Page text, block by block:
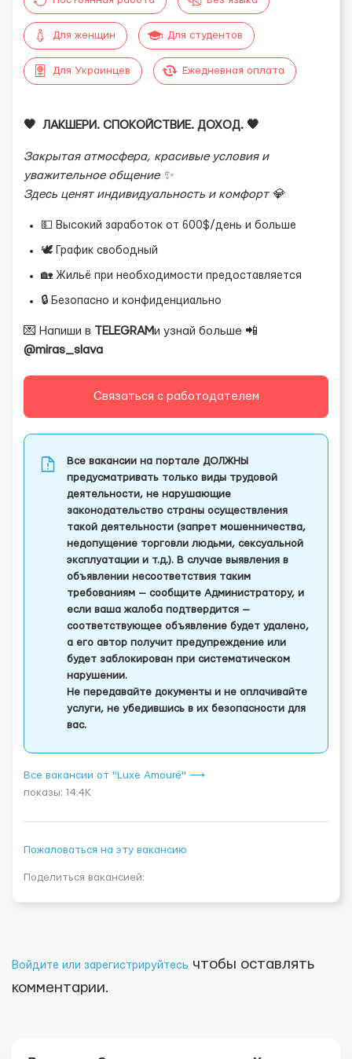
Для женщин Для студентов
Для Украинцев Ежедневная оплата
🖤 ЛАКШЕРИ. СПОКОЙСТВИЕ. ДОХОД. 🖤
Закрытая атмосфера, красивые условия и
уважительное общение ✨
Здесь ценят индивидуальность и комфорт 💎
💵 Высокий заработок от 600$/день и больше
🕊 График свободный
🏡 Жильё при необходимости предоставляется
🔒 Безопасно и конфиденциально
💌 Напиши в TELEGRAMи узнай больше 📲
@miras_slava
Связаться с работодателем
Все вакансии на портале ДОЛЖНЫ
предусматривать только виды трудовой
деятельности, не нарушающие
законодательство страны осуществления
такой деятельности (запрет мошенничества,
недопущение торговли людьми, сексуальной
эксплуатации и т.д.). В случае выявления в
объявлении несоответствия таким
требованиям — сообщите Администратору, и
если ваша жалоба подтвердится —
соответствующее объявление будет удалено,
а его автор получит предупреждение или
будет заблокирован при систематическом
нарушении.
Не передавайте документы и не оплачивайте
услуги, не убедившись в их безопасности для
вас.
Все вакансии от "Luxe Amouré" ⟶
показы: 14.4K
Пожаловаться на эту вакансию
Поделиться вакансией:
Войдите или зарегистрируйтесь чтобы оставлять
комментарии.